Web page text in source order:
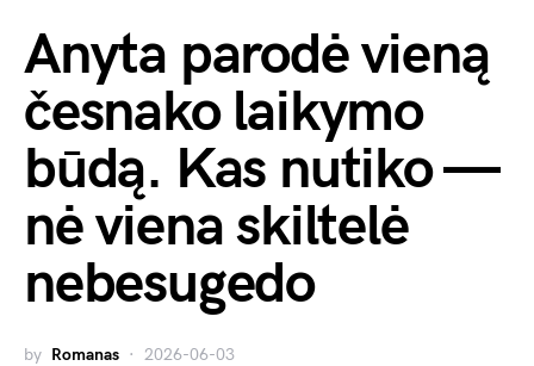
Anyta parodė vieną
česnako laikymo
būdą. Kas nutiko —
nė viena skiltelė
nebesugedo
by Romanas 2026-06-03